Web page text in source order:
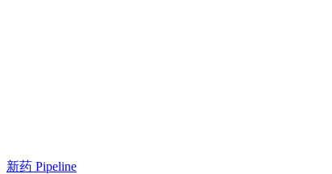
新药 Pipeline